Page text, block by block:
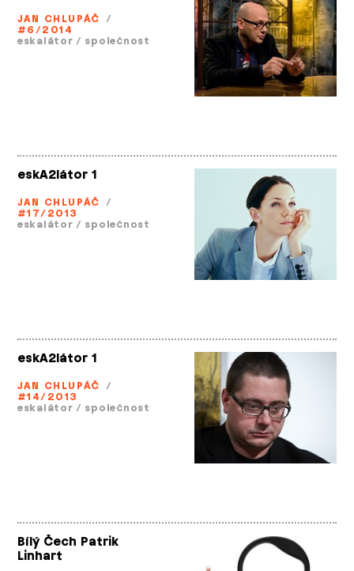
JAN CHLUPÁČ /
#6/2014
eskalátor / společnost
eskA2látor 1
JAN CHLUPÁČ /
#17/2013
eskalátor / společnost
eskA2látor 1
JAN CHLUPÁČ /
#14/2013
eskalátor / společnost
Bílý Čech Patrik
Linhart